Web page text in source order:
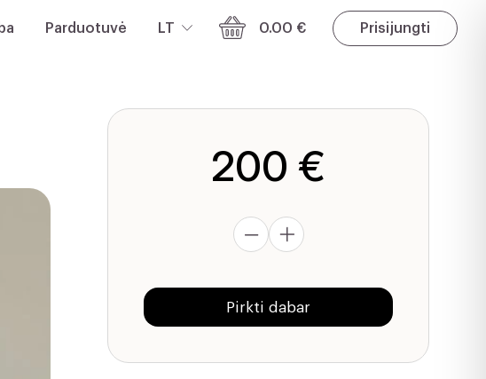
Parduotuvė LT 0.00 € Prisijungti
200 €
produkto
Sasang
programa
Likęs
Pirkti dabar